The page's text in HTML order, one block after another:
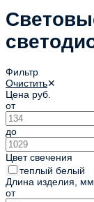
Фильтр
Очистить✕
Цена руб.
от
до
Цвет свечения
теплый белый
Длина изделия, мм
от